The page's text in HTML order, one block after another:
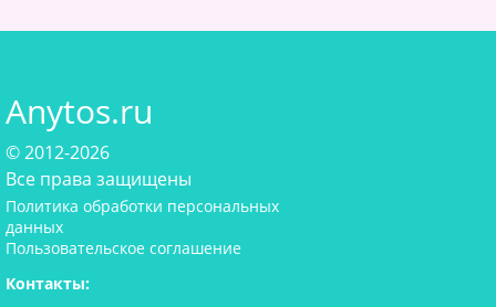
Anytos.ru
© 2012-2026
Все права защищены
Политика обработки персональных
данных
Пользовательское соглашение
Контакты: